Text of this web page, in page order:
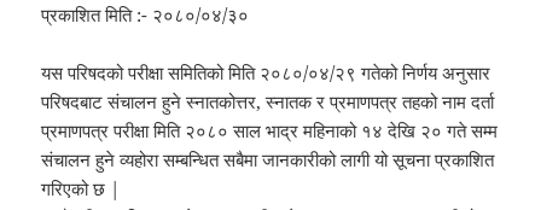
प्रकाशित मिति :- २०८०/०४/३०
यस परिषदको परीक्षा समितिको मिति २०८०/०४/२९ गतेको निर्णय अनुसार
परिषदबाट संचालन हुने स्नातकोत्तर, स्नातक र प्रमाणपत्र तहको नाम दर्ता
प्रमाणपत्र परीक्षा मिति २०८० साल भाद्र महिनाको १४ देखि २० गते सम्म
संचालन हुने व्यहोरा सम्बन्धित सबैमा जानकारीको लागी यो सूचना प्रकाशित
गरिएको छ |